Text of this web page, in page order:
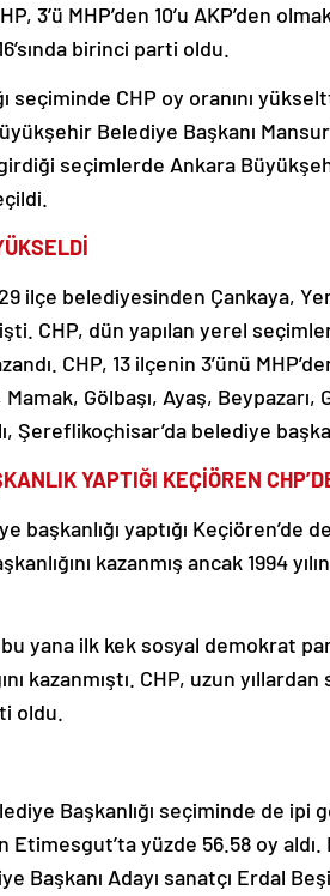
3’ü MHP’den 10’u AKP’den
birinci parti oldu.
seçiminde CHP oy oranını
Belediye Başkanı
seçimlerde Ankara
ilçe belediyesinden Çankaya,
CHP, dün yapılan yerel
CHP, 13 ilçenin 3’ünü
Gölbaşı, Ayaş, Beypazarı,
Şereflikoçhisar’da belediye
YAPTIĞI KEÇİÖREN
başkanlığı yaptığı Keçiören’de
kazanmış ancak 1994
bu yana ilk kek sosyal demokrat
kazanmıştı. CHP, uzun
oldu.
Başkanlığı seçiminde de ipi
yüzde 56.58 oy aldı.
Başkanı Adayı sanatçı Erdal